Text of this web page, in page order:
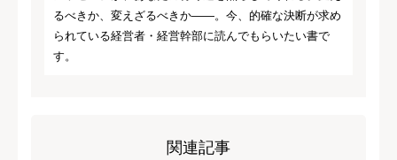
るべきか、変えざるべきか――。今、的確な決断が求め
られている経営者・経営幹部に読んでもらいたい書で
す。
関連記事